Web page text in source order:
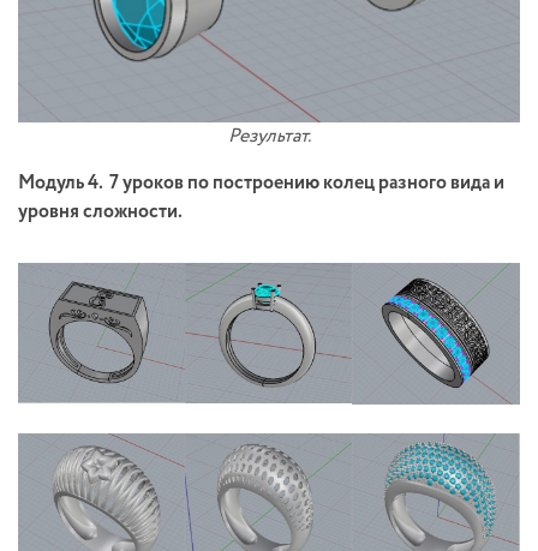
Результат.
Модуль 4. 7 уроков по построению колец разного вида и
уровня сложности.